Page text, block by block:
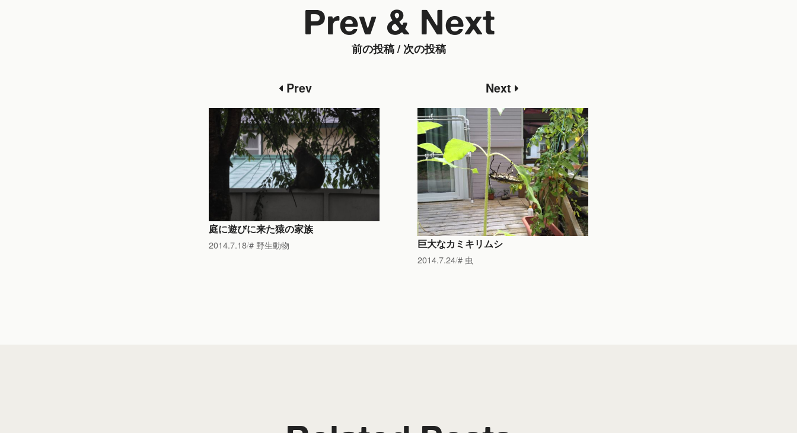
前の投稿 / 次の投稿
Prev & Next
Prev
庭に遊びに来た猿の家族
2014.7.18 野生動物
Next
巨大なカミキリムシ
2014.7.24 虫